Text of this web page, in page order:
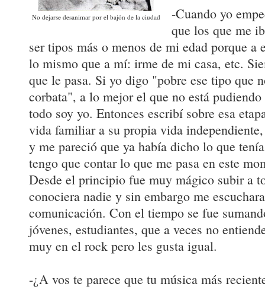
No dejarse desanimar por el bajón de la ciudad
-Cuando yo
que los que me
ser tipos más o menos de mi edad porque a
lo mismo que a mí: irme de mi casa, etc.
que le pasa. Si yo digo "pobre ese tipo que
corbata", a lo mejor el que no está
todo soy yo. Entonces escribí sobre esa
vida familiar a su propia vida
y me pareció que ya había dicho lo que
tengo que contar lo que me pasa en este
Desde el principio fue muy mágico subir a
conociera nadie y sin embargo me
comunicación. Con el tiempo se fue
jóvenes, estudiantes, que a veces no
muy en el rock pero les gusta igual.
-¿A vos te parece que tu música más